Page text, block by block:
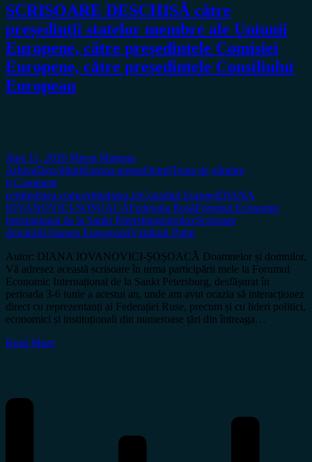
SCRISOARE DESCHISĂ către
președinții statelor membre ale Uniunii
Europene, către președintele Comisiei
Europene, către președintele Consiliului
European
June 11, 2026 Miron Manega
ArhivaDezvăluiriEuropa nostraOpiniiTema de gândire
0 Comment
certitudinea.comcertitudinea.roConsiliul EuropeiDIANA
IOVANOVICI-ȘOȘOACĂFederația RusăForumul Economic
Internațional de la Sankt PetersburgortodoxScrisoare
deschisăUniunea EuropeanăVladimir Putin
Autor: DIANA IOVANOVICI-ȘOȘOACĂ Doamnelor și domnilor,
Vă adresez această scrisoare în urma participării mele la Forumul
Economic Internațional de la Sankt Petersburg, desfășurat în
perioada 3-6 iunie a acestui an, unde am avut ocazia să interacționez
direct cu reprezentanți ai Federației Ruse, precum și cu lideri politici,
economici și instituționali din numeroase țări din întreaga…
Read More